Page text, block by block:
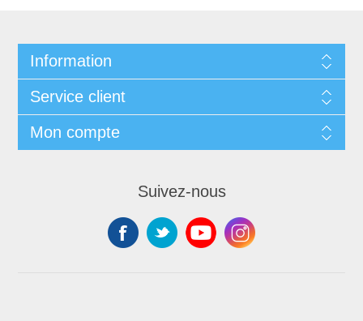
Information
Service client
Mon compte
Suivez-nous